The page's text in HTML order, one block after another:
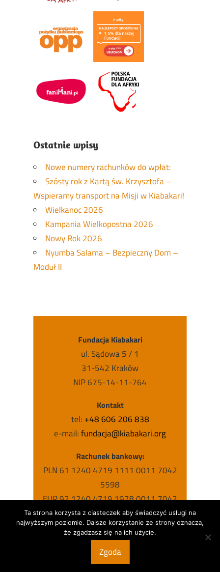
Ostatnie wpisy
Nowe numery rachunków do wpłat:
Szósty rok z Kartą św. Krzysztofa –
Wspieramy transport na Misji w Kiabakari!
Wielkanoc 2026
Kampania Wielkopostna 2026
Nowy Rok 2026
Nyumba Salama – Bezpieczny Dom –
Moduł II
Fundacja Kiabakari
ul. Sądowa 5 / 1
31-542 Kraków
NIP 675-14-11-764
Kontakt
tel: +48 606 206 838
e-mail:fundacja@kiabakari.org
Rachunek bankowy:
PLN 61 1240 4719 1111 0011 7042
5598
EUR 92 1240 4719 1978 0011 7042
5631
USD 63 1240 4719 1787 0011 7042
5615
Ta strona korzysta z ciasteczek aby świadczyć usługi na
najwyższym poziomie. Dalsze korzystanie ze strony oznacza,
że zgadzasz się na ich użycie.
Zgoda